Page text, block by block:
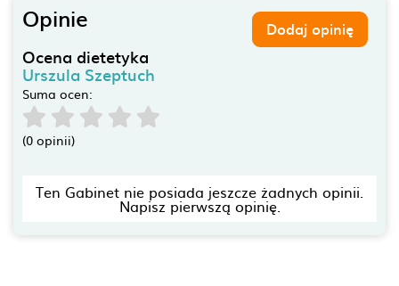
Opinie Dodaj opinię
Ocena dietetyka
Urszula Szeptuch
Suma ocen:
(0 opinii)
Ten Gabinet nie posiada jeszcze żadnych opinii.
Napisz pierwszą opinię.